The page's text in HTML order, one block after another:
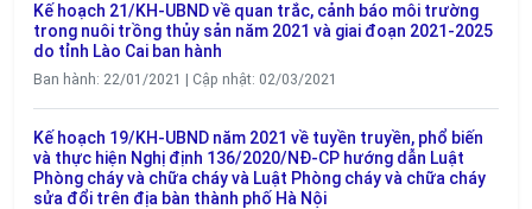
Kế hoạch 21/KH-UBND về quan trắc, cảnh báo môi trường
trong nuôi trồng thủy sản năm 2021 và giai đoạn 2021-2025
do tỉnh Lào Cai ban hành
Ban hành: 22/01/2021 | Cập nhật: 02/03/2021
Kế hoạch 19/KH-UBND năm 2021 về tuyền truyền, phổ biến
và thực hiện Nghị định 136/2020/NĐ-CP hướng dẫn Luật
Phòng cháy và chữa cháy và Luật Phòng cháy và chữa cháy
sửa đổi trên địa bàn thành phố Hà Nội